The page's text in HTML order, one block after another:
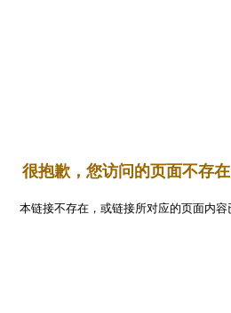
   很抱歉，您访问的页面不存在